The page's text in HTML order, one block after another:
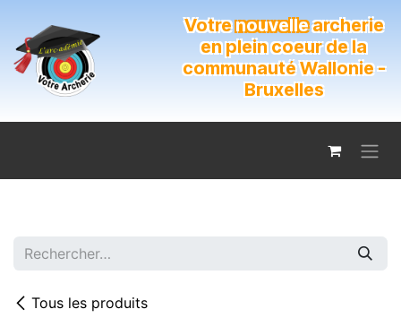
Votrenouvellearcherie
en plein coeur de la
communauté Wallonie -
Bruxelles
Tous les produits